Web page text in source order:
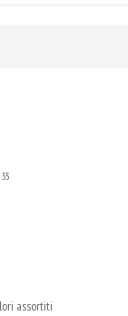
35
assortiti